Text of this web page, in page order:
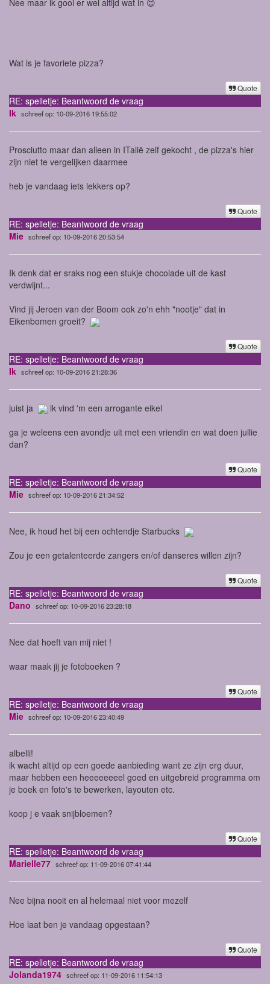
Wat is je favoriete pizza?
Quote
RE: spelletje: Beantwoord de vraag
Ik schreef op: 10-09-2016 19:55:02
Prosciutto maar dan alleen in ITalië zelf gekocht , de pizza's hier
zijn niet te vergelijken daarmee
heb je vandaag iets lekkers op?
Quote
RE: spelletje: Beantwoord de vraag
Mie schreef op: 10-09-2016 20:53:54
Ik denk dat er sraks nog een stukje chocolade uit de kast
verdwijnt...
Vind jij Jeroen van der Boom ook zo'n ehh "nootje" dat in
Eikenbomen groeit?
Quote
RE: spelletje: Beantwoord de vraag
Ik schreef op: 10-09-2016 21:28:36
juist ja ik vind 'm een arrogante eikel
ga je weleens een avondje uit met een vriendin en wat doen jullie
dan?
Quote
RE: spelletje: Beantwoord de vraag
Mie schreef op: 10-09-2016 21:34:52
Nee, ik houd het bij een ochtendje Starbucks
Zou je een getalenteerde zangers en/of danseres willen zijn?
Quote
RE: spelletje: Beantwoord de vraag
Dano schreef op: 10-09-2016 23:28:18
Nee dat hoeft van mij niet !
waar maak jij je fotoboeken ?
Quote
RE: spelletje: Beantwoord de vraag
Mie schreef op: 10-09-2016 23:40:49
albelli!
ik wacht altijd op een goede aanbieding want ze zijn erg duur,
maar hebben een heeeeeeeel goed en uitgebreid programma om
je boek en foto's te bewerken, layouten etc.
koop j e vaak snijbloemen?
Quote
RE: spelletje: Beantwoord de vraag
Marielle77 schreef op: 11-09-2016 07:41:44
Nee bijna nooit en al helemaal niet voor mezelf
Hoe laat ben je vandaag opgestaan?
Quote
RE: spelletje: Beantwoord de vraag
Jolanda1974 schreef op: 11-09-2016 11:54:13